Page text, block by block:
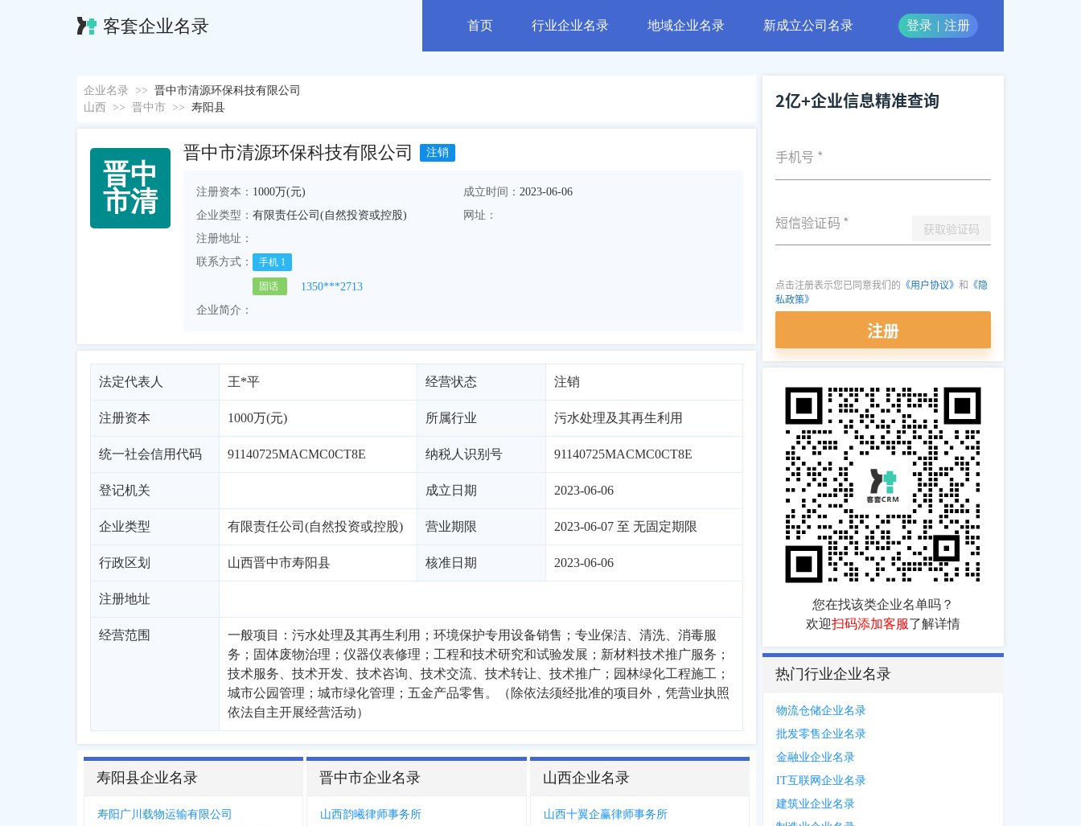
客套企业名录 首页 行业企业名录 地域企业名录 新成立公司名录 登录 | 注册
企业名录 >> 晋中市清源环保科技有限公司
山西
>> 晋中市 >> 寿阳县
晋中
市清
晋中市清源环保科技有限公司 注销
注册资本： 1000万(元) 成立时间： 2023-06-06
企业类型： 有限责任公司(自然投资或控股)
网址：
注册地址：
联系方式：
手机 1
固话
1350***2713
企业简介：
法定代表人 王*平 经营状态 注销
注册资本 1000万(元) 所属行业 污水处理及其再生利用
统一社会信用代码 91140725MACMC0CT8E 纳税人识别号 91140725MACMC0CT8E
登记机关 成立日期 2023-06-06
企业类型 有限责任公司(自然投资或控股) 营业期限 2023-06-07 至 无固定期限
行政区划 山西晋中市寿阳县 核准日期 2023-06-06
注册地址
经营范围
一般项目：污水处理及其再生利用；环境保护专用设备销售；专业保洁、清洗、消毒服
务；固体废物治理；仪器仪表修理；工程和技术研究和试验发展；新材料技术推广服务；
技术服务、技术开发、技术咨询、技术交流、技术转让、技术推广；园林绿化工程施工；
城市公园管理；城市绿化管理；五金产品零售。（除依法须经批准的项目外，凭营业执照
依法自主开展经营活动）
寿阳县企业名录
寿阳广川载物运输有限公司
晋中市企业名录
山西韵曦律师事务所
山西企业名录
山西十翼企赢律师事务所
2亿+企业信息精准查询
手机号 *
短信验证码 * 获取验证码
点击注册表示您已同意我们的 《用户协议》 和 《隐
私政策》
注册
您在找该类企业名单吗？
欢迎扫码添加客服了解详情
热门行业企业名录
物流仓储企业名录
批发零售企业名录
金融业企业名录
IT互联网企业名录
建筑业企业名录